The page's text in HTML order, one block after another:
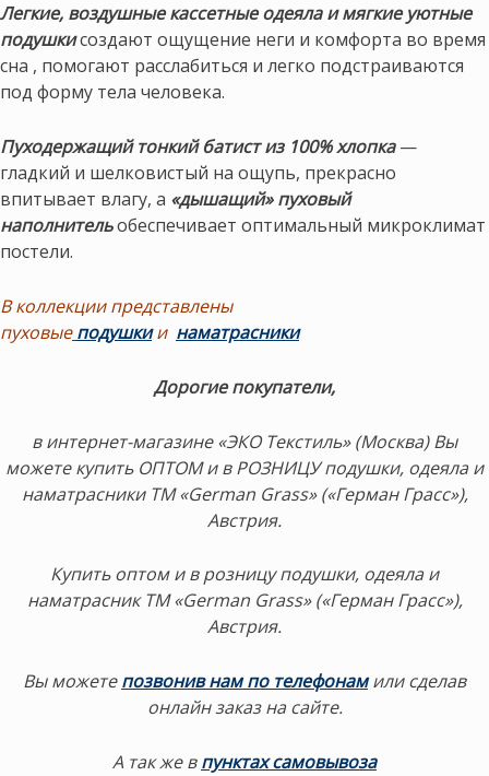
Легкие, воздушные кассетные одеяла и мягкие уютные
подушкисоздают ощущение неги и комфорта во время
сна , помогают расслабиться и легко подстраиваются
под форму тела человека.
Пуходержащий тонкий батист из 100% хлопка—
гладкий и шелковистый на ощупь, прекрасно
впитывает влагу, а «дышащий» пуховый
наполнительобеспечивает оптимальный микроклимат
постели.
В коллекции представлены
пуховые подушкии наматрасники
Дорогие покупатели,
в интернет-магазине «ЭКО Текстиль» (Москва) Вы
можете купить ОПТОМ и в РОЗНИЦУ подушки, одеяла и
наматрасники ТМ «German Grass» («Герман Грасс»),
Австрия.
Купить оптом и в розницу подушки, одеяла и
наматрасник ТМ «German Grass» («Герман Грасс»),
Австрия.
Вы можетепозвонив нам по телефонамили сделав
онлайн заказ на сайте.
А так же в пунктах самовывоза